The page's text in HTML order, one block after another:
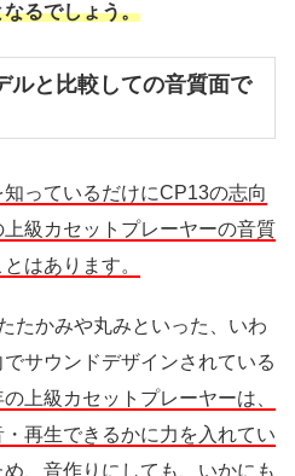
るでしょう。
ルと比較しての音質面で
っているだけにCP13の志向
級カセットプレーヤーの音質
はあります。
たかみや丸みといった、いわ
サウンドデザインされている
上級カセットプレーヤーは、
再生できるかに力を入れてい
、音作りにしても、いかにも